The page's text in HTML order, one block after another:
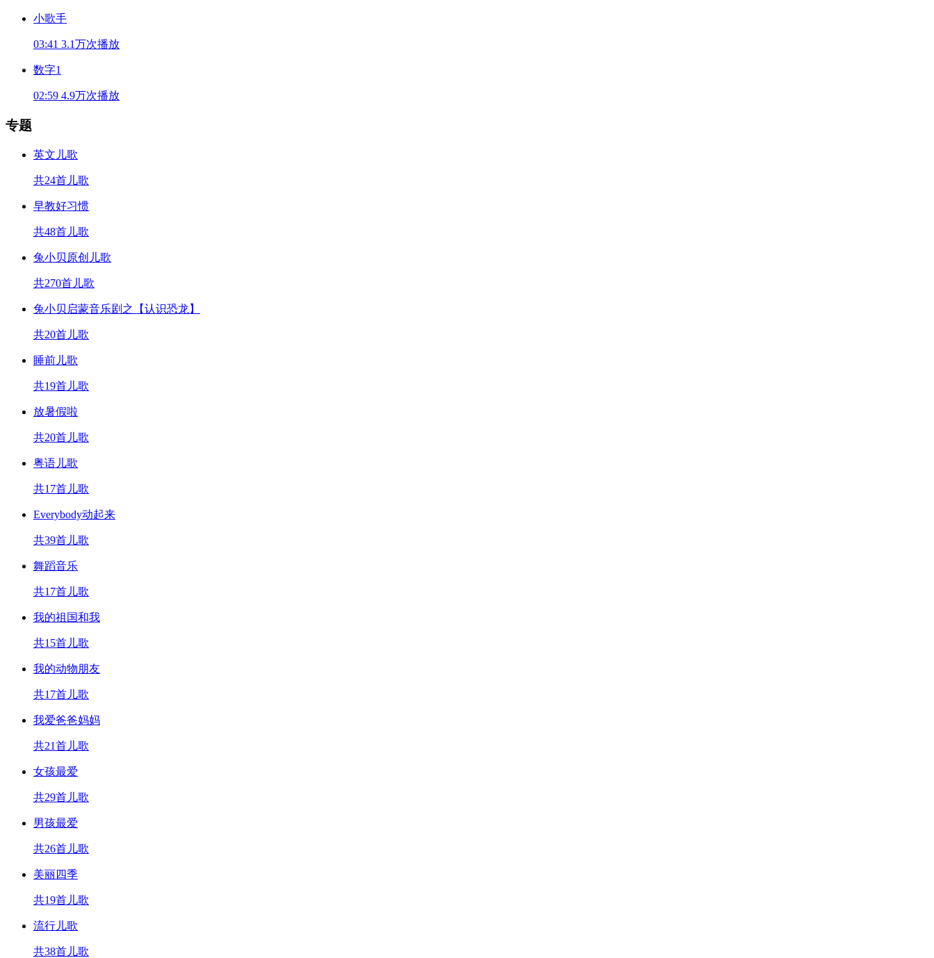
小歌手
03:41 3.1万次播放
数字1
02:59 4.9万次播放
专题
英文儿歌
共24首儿歌
早教好习惯
共48首儿歌
兔小贝原创儿歌
共270首儿歌
兔小贝启蒙音乐剧之【认识恐龙】
共20首儿歌
睡前儿歌
共19首儿歌
放暑假啦
共20首儿歌
粤语儿歌
共17首儿歌
Everybody动起来
共39首儿歌
舞蹈音乐
共17首儿歌
我的祖国和我
共15首儿歌
我的动物朋友
共17首儿歌
我爱爸爸妈妈
共21首儿歌
女孩最爱
共29首儿歌
男孩最爱
共26首儿歌
美丽四季
共19首儿歌
流行儿歌
共38首儿歌